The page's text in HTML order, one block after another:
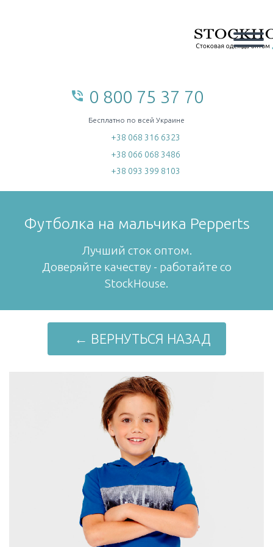
phone_in_talk 0 800 75 37 70
Бесплатно по всей Украине
+38 068 316 6323
+38 066 068 3486
+38 093 399 8103
Футболка на мальчика Pepperts
Лучший сток оптом.
Доверяйте качеству - работайте со
StockHouse.
← ВЕРНУТЬСЯ НАЗАД